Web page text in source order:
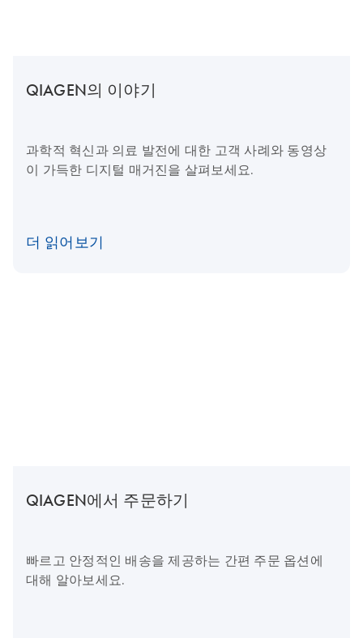
QIAGEN의 이야기
과학적 혁신과 의료 발전에 대한 고객 사례와 동영상
이 가득한 디지털 매거진을 살펴보세요.
더 읽어보기
QIAGEN에서 주문하기
빠르고 안정적인 배송을 제공하는 간편 주문 옵션에
대해 알아보세요.